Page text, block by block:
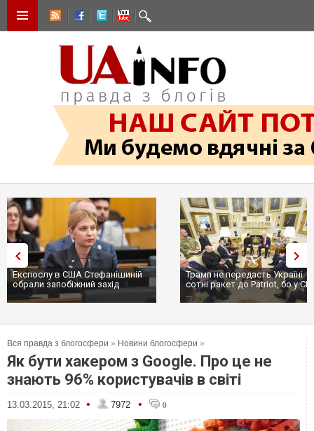
Експослу в США Стефанішиній
обрали запобіжний захід
Трамп не передасть Україні
сотні ракет до Patriot, бо у
...
Вся правда з блогосфери » Новини блогосфери »
Як бути хакером з Google. Про це не
знають 96% користувачів в світі
13.03.2015, 21:02 • 7972 • 0